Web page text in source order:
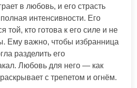
в любовь, и его страсть
интенсивности. Его
той, кто готова к его силе и не
Ему важно, чтобы избранница
разделить его
Любовь для него — как
с трепетом и огнём.